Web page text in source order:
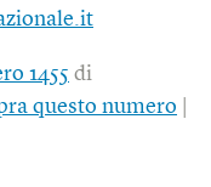
1455 di
questo numero